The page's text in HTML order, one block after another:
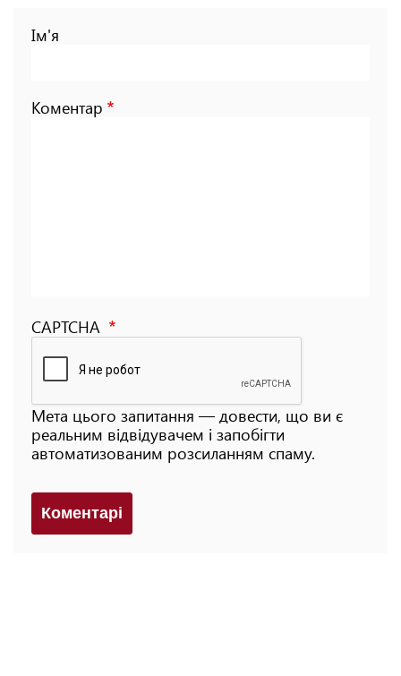
Ім'я
Коментар
CAPTCHA
Мета цього запитання — довести, що ви є
реальним відвідувачем і запобігти
автоматизованим розсиланням спаму.
Коментарi